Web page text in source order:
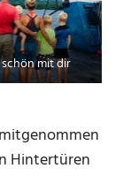
mit dir
Hintertüren